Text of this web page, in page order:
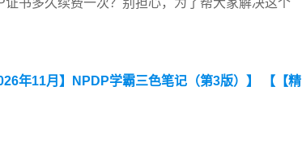
书多久续费一次？别担心，为了帮大家解决这个
年11月】NPDP学霸三色笔记（第3版）】
【【精